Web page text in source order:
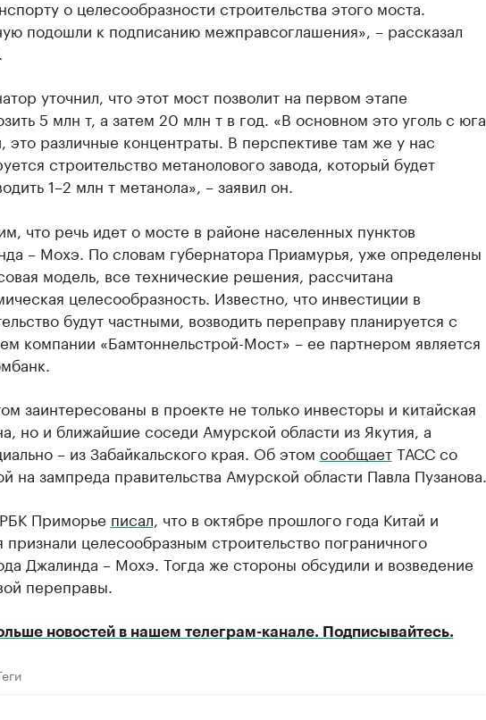
о целесообразности строительства этого моста.
подошли к подписанию межправсоглашения», – рассказал
уточнил, что этот мост позволит на первом этапе
5 млн т, а затем 20 млн т в год. «В основном это уголь с юга
это различные концентраты. В перспективе там же у нас
строительство метанолового завода, который будет
1–2 млн т метанола», – заявил он.
что речь идет о мосте в районе населенных пунктов
– Мохэ. По словам губернатора Приамурья, уже определены
модель, все технические решения, рассчитана
целесообразность. Известно, что инвестиции в
будут частными, возводить переправу планируется с
компании «Бамтоннельстрой-Мост» – ее партнером является
заинтересованы в проекте не только инвесторы и китайская
но и ближайшие соседи Амурской области из Якутия, а
– из Забайкальского края. Об этом сообщаетТАСС со
на зампреда правительства Амурской области Павла Пузанова.
Приморье писал , что в октябре прошлого года Китай и
признали целесообразным строительство пограничного
Джалинда – Мохэ. Тогда же стороны обсудили и возведение
переправы.
новостей в нашем телеграм-канале. Подписывайтесь.